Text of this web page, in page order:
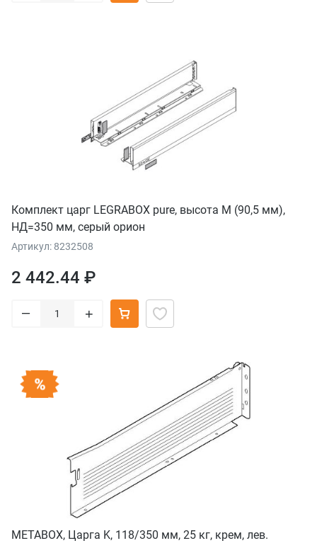
Комплект царг LEGRABOX pure, высота M (90,5 мм),
НД=350 мм, серый орион
Артикул: 8232508
2 442.44 ₽
– +
METABOX, Царга K, 118/350 мм, 25 кг, крем, лев.